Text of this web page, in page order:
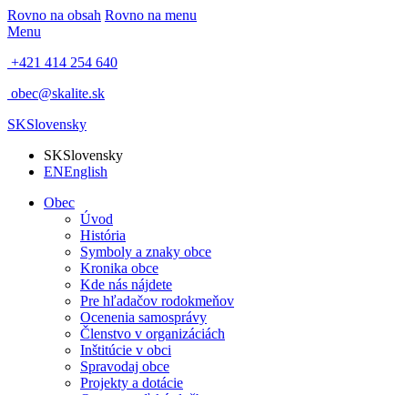
Rovno na obsah Rovno na menu
Menu
+421 414 254 640
obec@skalite.sk
SKSlovensky
SKSlovensky
ENEnglish
Obec
Úvod
História
Symboly a znaky obce
Kronika obce
Kde nás nájdete
Pre hľadačov rodokmeňov
Ocenenia samosprávy
Členstvo v organizáciách
Inštitúcie v obci
Spravodaj obce
Projekty a dotácie